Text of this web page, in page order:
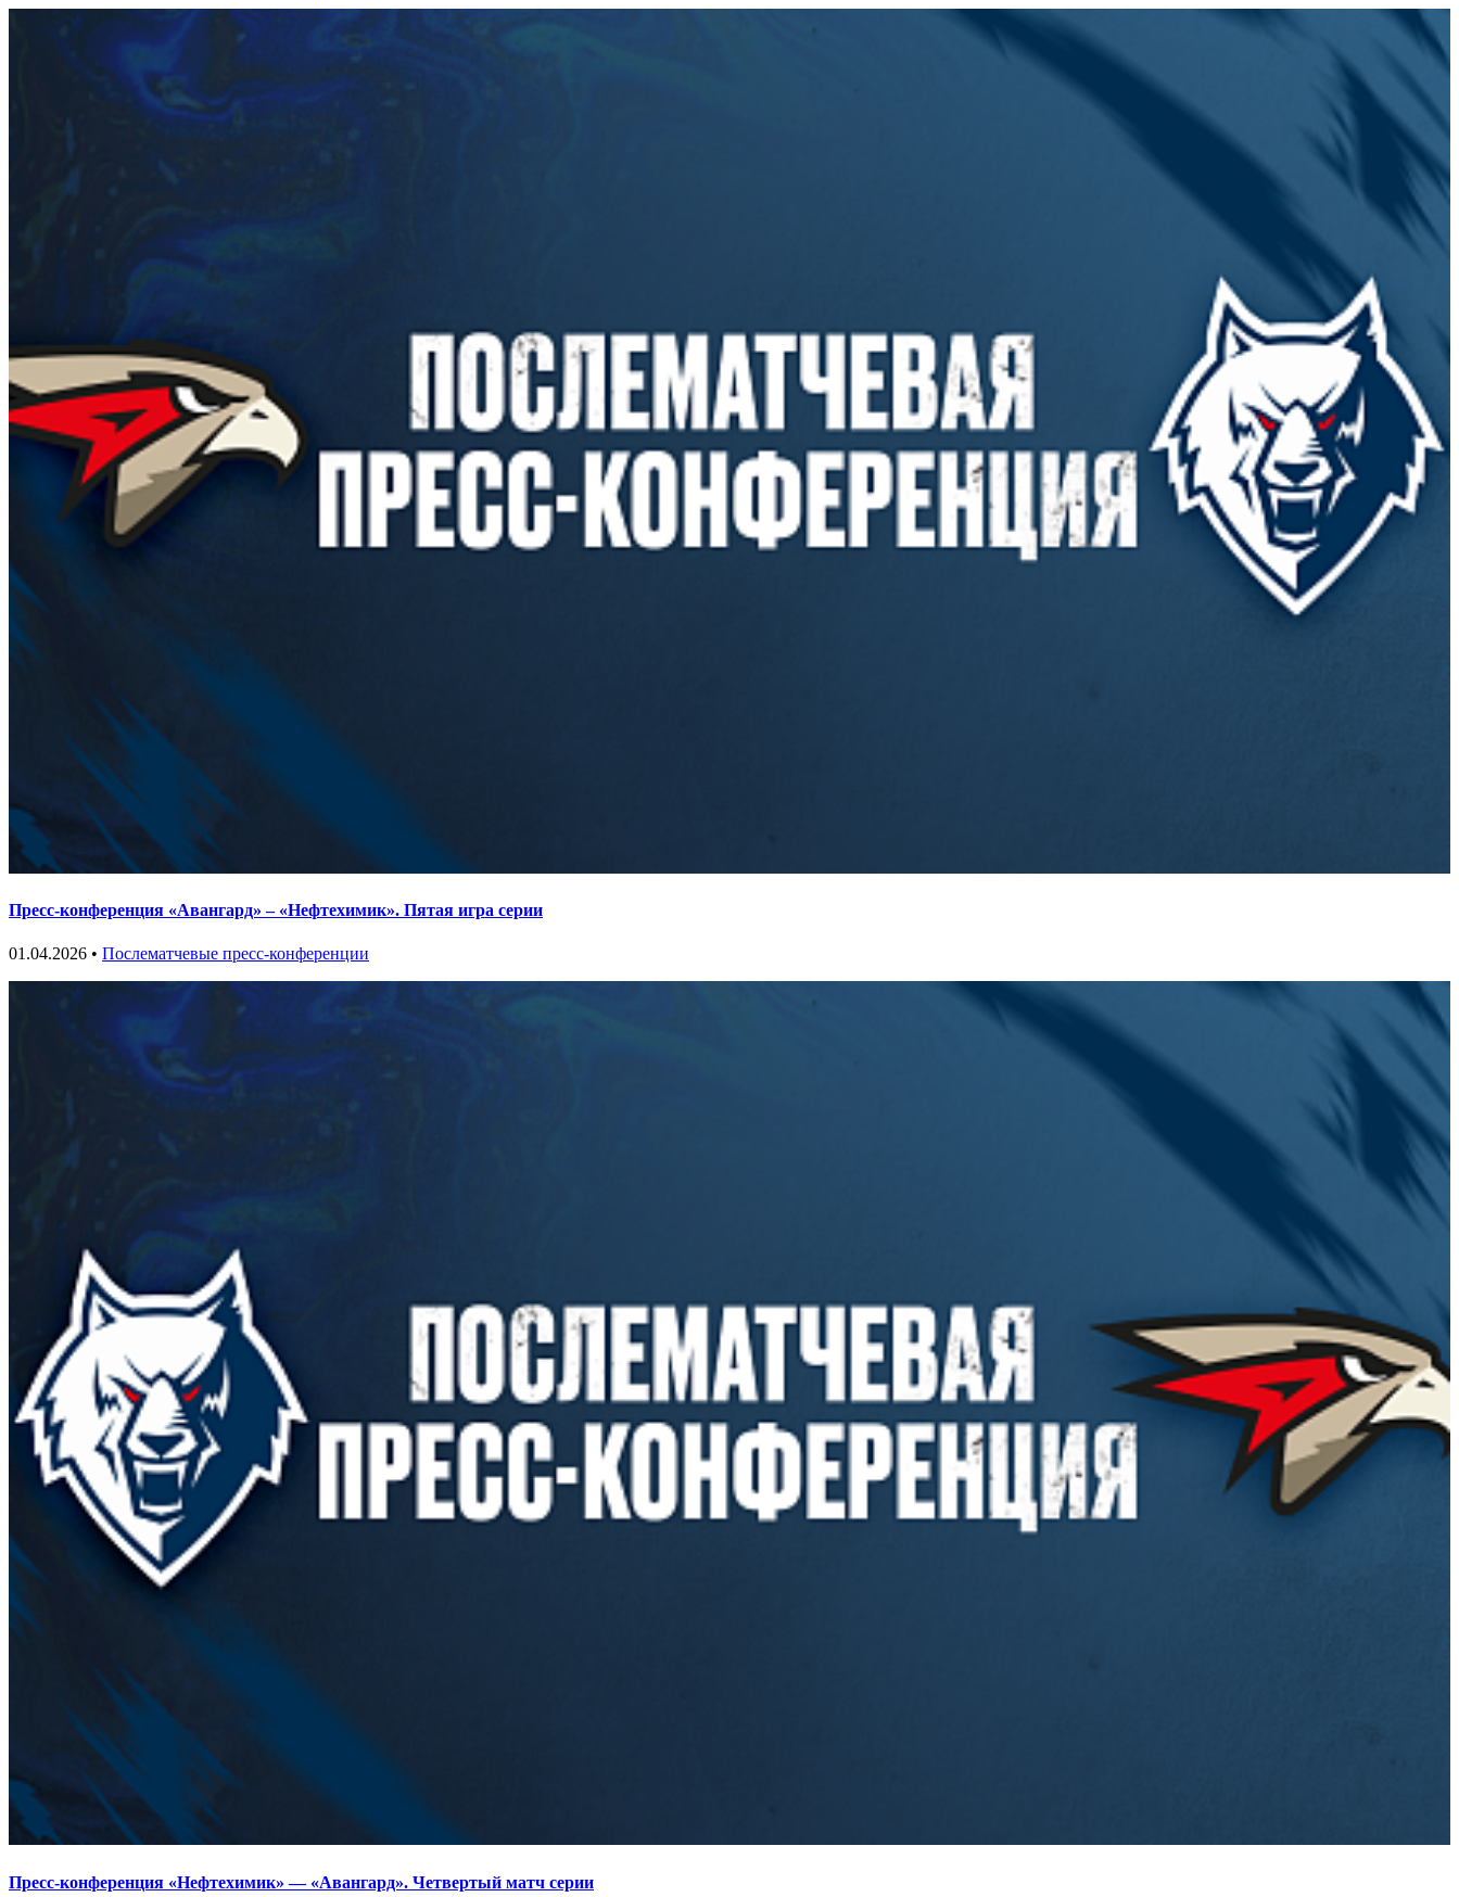
Пресс-конференция «Авангард» – «Нефтехимик». Пятая игра серии
01.04.2026 • Послематчевые пресс-конференции
Пресс-конференция «Нефтехимик» — «Авангард». Четвертый матч серии